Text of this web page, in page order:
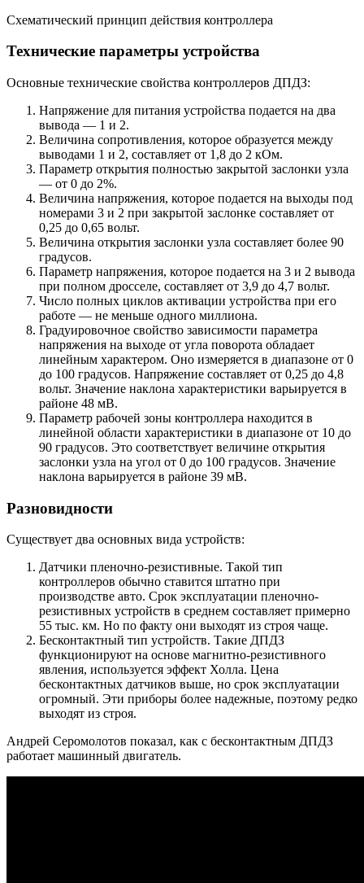
Схематический принцип действия контроллера
Технические параметры устройства
Основные технические свойства контроллеров ДПДЗ:
Напряжение для питания устройства подается на два
вывода — 1 и 2.
Величина сопротивления, которое образуется между
выводами 1 и 2, составляет от 1,8 до 2 кОм.
Параметр открытия полностью закрытой заслонки узла
— от 0 до 2%.
Величина напряжения, которое подается на выходы под
номерами 3 и 2 при закрытой заслонке составляет от
0,25 до 0,65 вольт.
Величина открытия заслонки узла составляет более 90
градусов.
Параметр напряжения, которое подается на 3 и 2 вывода
при полном дросселе, составляет от 3,9 до 4,7 вольт.
Число полных циклов активации устройства при его
работе — не меньше одного миллиона.
Градуировочное свойство зависимости параметра
напряжения на выходе от угла поворота обладает
линейным характером. Оно измеряется в диапазоне от 0
до 100 градусов. Напряжение составляет от 0,25 до 4,8
вольт. Значение наклона характеристики варьируется в
районе 48 мВ.
Параметр рабочей зоны контроллера находится в
линейной области характеристики в диапазоне от 10 до
90 градусов. Это соответствует величине открытия
заслонки узла на угол от 0 до 100 градусов. Значение
наклона варьируется в районе 39 мВ.
Разновидности
Существует два основных вида устройств:
Датчики пленочно-резистивные. Такой тип
контроллеров обычно ставится штатно при
производстве авто. Срок эксплуатации пленочно-
резистивных устройств в среднем составляет примерно
55 тыс. км. Но по факту они выходят из строя чаще.
Бесконтактный тип устройств. Такие ДПДЗ
функционируют на основе магнитно-резистивного
явления, используется эффект Холла. Цена
бесконтактных датчиков выше, но срок эксплуатации
огромный. Эти приборы более надежные, поэтому редко
выходят из строя.
Андрей Серомолотов показал, как с бесконтактным ДПДЗ
работает машинный двигатель.